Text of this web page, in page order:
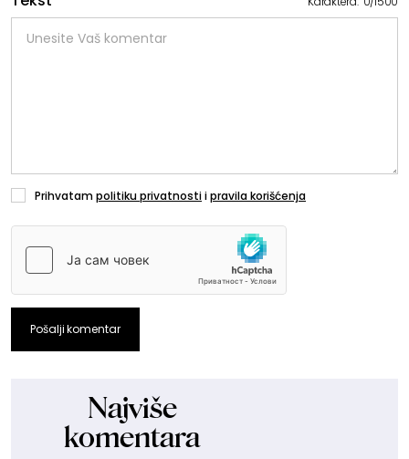
Prihvatampolitiku privatnostiipravila korišćenja
Pošalji komentar
Najviše
komentara